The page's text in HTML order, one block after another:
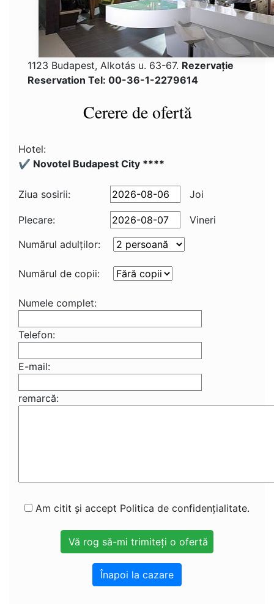
1123 Budapest, Alkotás u. 63-67. Rezervaţie
Reservation Tel: 00-36-1-2279614
Cerere de ofertă
Hotel:
✔️ Novotel Budapest City ****
Ziua sosirii: Joi
Plecare:
Vineri
Numărul adulţilor:
Numărul de copii:
Numele complet:
Telefon:
E-mail:
remarcă:
Am citit și accept Politica de confidențialitate.
Înapoi la cazare